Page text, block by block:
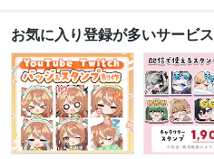
お気に入り登録が多いサービス